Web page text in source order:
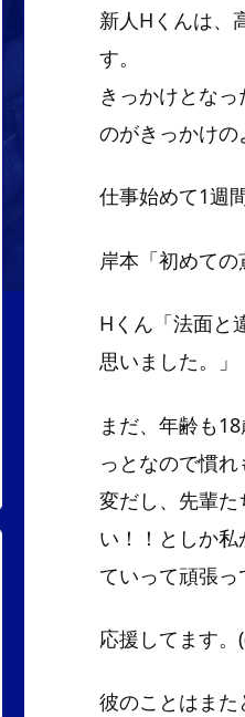
新人Hくんは、
す
きっかけとな
のがきっかけの
仕事始めて1週
岸本「初めての
Hくん「法面と
思いました。」
まだ、年齢も
っとなので慣
変だし、先輩
い！！としか
ていって頑張
応援してます。
彼のことはま